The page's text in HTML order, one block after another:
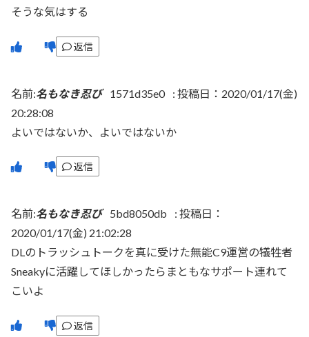
そうな気はする
返信
名前:名もなき忍び 1571d35e0 : 投稿日：2020/01/17(金)
20:28:08
よいではないか、よいではないか
返信
名前:名もなき忍び 5bd8050db : 投稿日：
2020/01/17(金) 21:02:28
DLのトラッシュトークを真に受けた無能C9運営の犠牲者
Sneakyに活躍してほしかったらまともなサポート連れて
こいよ
返信